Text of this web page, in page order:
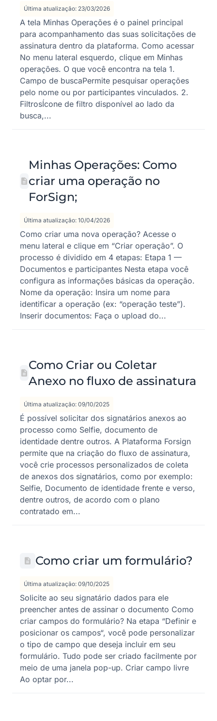
Última atualização: 23/03/2026
A tela Minhas Operações é o painel principal
para acompanhamento das suas solicitações de
assinatura dentro da plataforma. Como acessar
No menu lateral esquerdo, clique em Minhas
operações. O que você encontra na tela 1.
Campo de buscaPermite pesquisar operações
pelo nome ou por participantes vinculados. 2.
FiltrosÍcone de filtro disponível ao lado da
busca,...
Minhas Operações: Como
criar uma operação no
ForSign;
Última atualização: 10/04/2026
Como criar uma nova operação? Acesse o
menu lateral e clique em “Criar operação”. O
processo é dividido em 4 etapas: Etapa 1 —
Documentos e participantes Nesta etapa você
configura as informações básicas da operação.
Nome da operação: Insira um nome para
identificar a operação (ex: “operação teste”).
Inserir documentos: Faça o upload do...
Como Criar ou Coletar
Anexo no fluxo de assinatura
Última atualização: 09/10/2025
É possível solicitar dos signatários anexos ao
processo como Selfie, documento de
identidade dentre outros. A Plataforma Forsign
permite que na criação do fluxo de assinatura,
você crie processos personalizados de coleta
de anexos dos signatários, como por exemplo:
Selfie, Documento de identidade frente e verso,
dentre outros, de acordo com o plano
contratado em...
Como criar um formulário?
Última atualização: 09/10/2025
Solicite ao seu signatário dados para ele
preencher antes de assinar o documento Como
criar campos do formulário? Na etapa “Definir e
posicionar os campos“, você pode personalizar
o tipo de campo que deseja incluir em seu
formulário. Tudo pode ser criado facilmente por
meio de uma janela pop-up. Criar campo livre
Ao optar por...